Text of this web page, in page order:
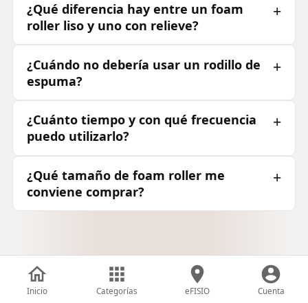
Inicio Categorías eFISIO Cuenta
¿Qué diferencia hay entre un foam
roller liso y uno con relieve?
¿Cuándo no debería usar un rodillo de
espuma?
¿Cuánto tiempo y con qué frecuencia
puedo utilizarlo?
¿Qué tamaño de foam roller me
conviene comprar?